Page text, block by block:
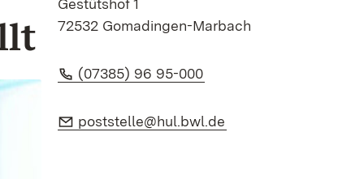
Gestütshof 1
72532 Gomadingen-Marbach
Telefon:
(07385) 96 95-000
E-Mail:
poststelle@hul.bwl.de